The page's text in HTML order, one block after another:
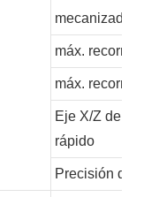
mecanizado
máx.
máx.
Eje X/Z de
rápido
Precisión de